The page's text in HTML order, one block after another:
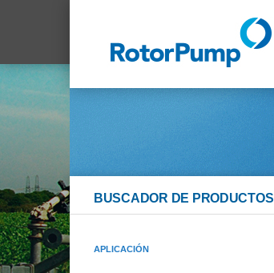
BUSCADOR DE PRODUCTOS
APLICACIÓN